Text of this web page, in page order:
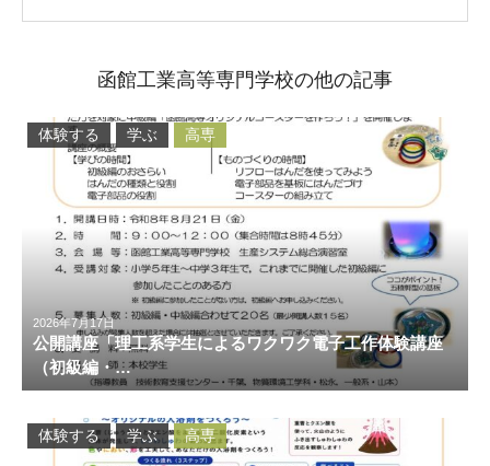
函館工業高等専門学校の他の記事
2026年7月17日
公開講座「理工系学生によるワクワク電子工作体験講座
（初級編・…
体験する 学ぶ 高専
体験する 学ぶ 高専